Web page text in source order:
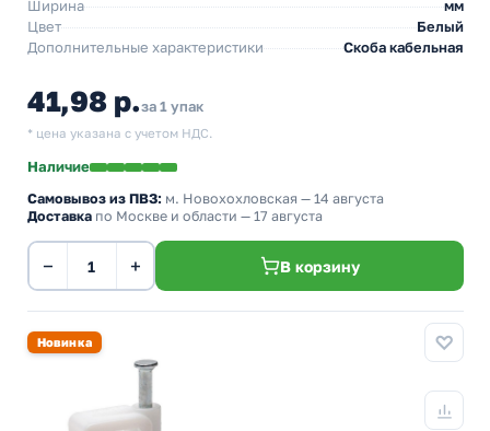
Ширина
мм
Цвет
Белый
Дополнительные характеристики
Скоба кабельная
41,98 р.за 1 упак
* цена указана с учетом НДС.
Наличие
Самовывоз из ПВЗ: м. Новохохловская — 14 августа
Доставка по Москве и области — 17 августа
− + В корзину
Новинка